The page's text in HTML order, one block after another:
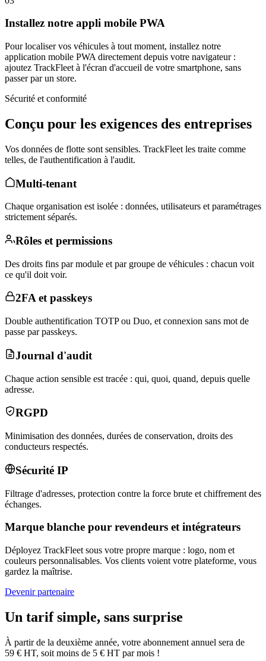
Installez notre appli mobile PWA
Pour localiser vos véhicules à tout moment, installez notre
application mobile PWA directement depuis votre navigateur :
ajoutez TrackFleet à l'écran d'accueil de votre smartphone, sans
passer par un store.
Sécurité et conformité
Conçu pour les exigences des entreprises
Vos données de flotte sont sensibles. TrackFleet les traite comme
telles, de l'authentification à l'audit.
Multi-tenant
Chaque organisation est isolée : données, utilisateurs et paramétrages
strictement séparés.
Rôles et permissions
Des droits fins par module et par groupe de véhicules : chacun voit
ce qu'il doit voir.
2FA et passkeys
Double authentification TOTP ou Duo, et connexion sans mot de
passe par passkeys.
Journal d'audit
Chaque action sensible est tracée : qui, quoi, quand, depuis quelle
adresse.
RGPD
Minimisation des données, durées de conservation, droits des
conducteurs respectés.
Sécurité IP
Filtrage d'adresses, protection contre la force brute et chiffrement des
échanges.
Marque blanche pour revendeurs et intégrateurs
Déployez TrackFleet sous votre propre marque : logo, nom et
couleurs personnalisables. Vos clients voient votre plateforme, vous
gardez la maîtrise.
Devenir partenaire
Un tarif simple, sans surprise
À partir de la deuxième année, votre abonnement annuel sera de
59 € HT, soit moins de 5 € HT par mois !